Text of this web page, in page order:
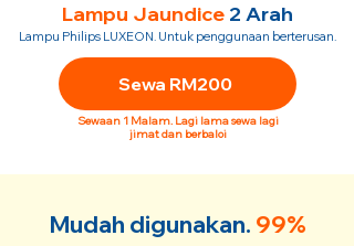
Lampu Jaundice 2 Arah
Lampu Philips LUXEON. Untuk penggunaan berterusan.
Sewa RM200
Sewaan 1 Malam. Lagi lama sewa lagi
jimat dan berbaloi
Mudah digunakan. 99%